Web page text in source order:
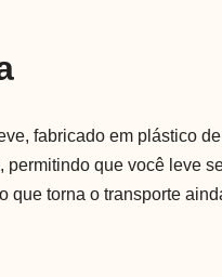
fabricado em plástico
que você leve
que torna o transporte